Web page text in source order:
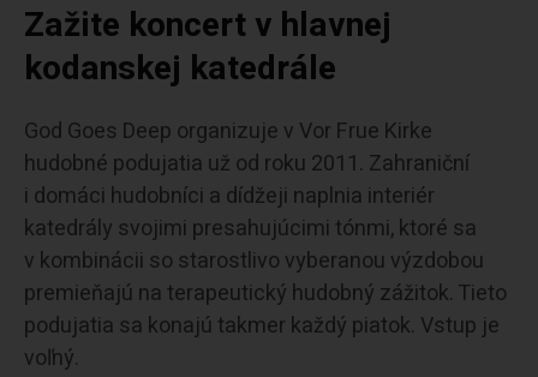
Zažite koncert v hlavnej
kodanskej katedrále
God Goes Deep organizuje v Vor Frue Kirke
hudobné podujatia už od roku 2011. Zahraniční
i domáci hudobníci a dídžeji naplnia interiér
katedrály svojimi presahujúcimi tónmi, ktoré sa
v kombinácii so starostlivo vyberanou výzdobou
premieňajú na terapeutický hudobný zážitok. Tieto
podujatia sa konajú takmer každý piatok. Vstup je
voľný.